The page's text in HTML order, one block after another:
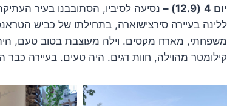
יום 4 (12.9) –
נסיעה לסיביו, הסתובבנו בעיר
משפחתי, מארח מקסים. וילה מעוצבת בטוב טעם,
קילומטר מהוילה, חוות דגים. היה טעים. בעיירה כבר